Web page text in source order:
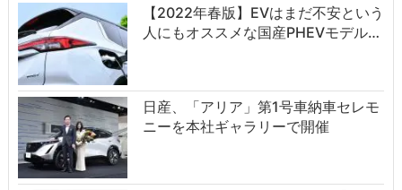
【2022年春版】EVはまだ不安という
人にもオススメな国産PHEVモデル…
日産、「アリア」第1号車納車セレモ
ニーを本社ギャラリーで開催